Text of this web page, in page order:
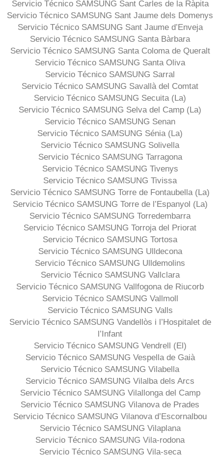
Servicio Técnico SAMSUNG Sant Carles de la Ràpita
Servicio Técnico SAMSUNG Sant Jaume dels Domenys
Servicio Técnico SAMSUNG Sant Jaume d’Enveja
Servicio Técnico SAMSUNG Santa Bàrbara
Servicio Técnico SAMSUNG Santa Coloma de Queralt
Servicio Técnico SAMSUNG Santa Oliva
Servicio Técnico SAMSUNG Sarral
Servicio Técnico SAMSUNG Savallà del Comtat
Servicio Técnico SAMSUNG Secuita (La)
Servicio Técnico SAMSUNG Selva del Camp (La)
Servicio Técnico SAMSUNG Senan
Servicio Técnico SAMSUNG Sénia (La)
Servicio Técnico SAMSUNG Solivella
Servicio Técnico SAMSUNG Tarragona
Servicio Técnico SAMSUNG Tivenys
Servicio Técnico SAMSUNG Tivissa
Servicio Técnico SAMSUNG Torre de Fontaubella (La)
Servicio Técnico SAMSUNG Torre de l’Espanyol (La)
Servicio Técnico SAMSUNG Torredembarra
Servicio Técnico SAMSUNG Torroja del Priorat
Servicio Técnico SAMSUNG Tortosa
Servicio Técnico SAMSUNG Ulldecona
Servicio Técnico SAMSUNG Ulldemolins
Servicio Técnico SAMSUNG Vallclara
Servicio Técnico SAMSUNG Vallfogona de Riucorb
Servicio Técnico SAMSUNG Vallmoll
Servicio Técnico SAMSUNG Valls
Servicio Técnico SAMSUNG Vandellòs i l’Hospitalet de
l’Infant
Servicio Técnico SAMSUNG Vendrell (El)
Servicio Técnico SAMSUNG Vespella de Gaià
Servicio Técnico SAMSUNG Vilabella
Servicio Técnico SAMSUNG Vilalba dels Arcs
Servicio Técnico SAMSUNG Vilallonga del Camp
Servicio Técnico SAMSUNG Vilanova de Prades
Servicio Técnico SAMSUNG Vilanova d’Escornalbou
Servicio Técnico SAMSUNG Vilaplana
Servicio Técnico SAMSUNG Vila-rodona
Servicio Técnico SAMSUNG Vila-seca